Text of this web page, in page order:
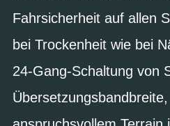
Fahrsicherheit auf allen
bei Trockenheit wie bei
24-Gang-Schaltung von